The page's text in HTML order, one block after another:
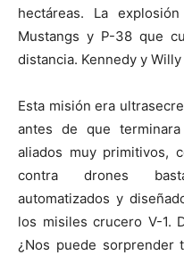
hectáreas. La
Mustangs y P-38 que
distancia. Kennedy y
Esta misión era
antes de que
aliados muy primitivos,
contra drones
automatizados y
los misiles crucero V-1.
¿Nos puede sorprender